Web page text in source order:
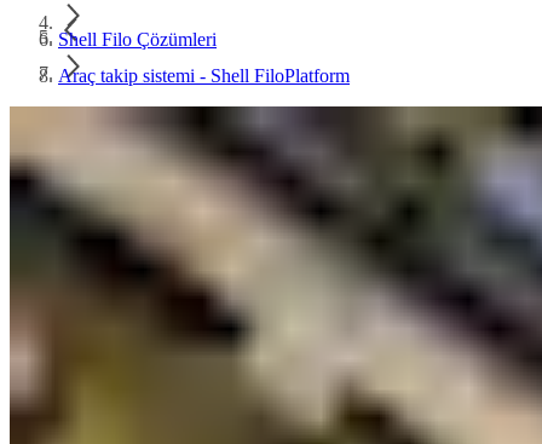
Shell Filo Çözümleri
Araç takip sistemi - Shell FiloPlatform